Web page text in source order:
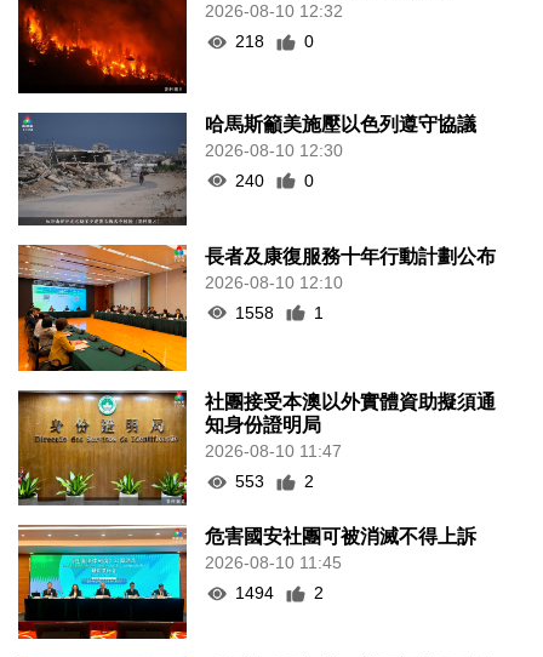
2026-08-10 12:32
218
0
哈馬斯籲美施壓以色列遵守協議
2026-08-10 12:30
240
0
長者及康復服務十年行動計劃公布
2026-08-10 12:10
1558
1
社團接受本澳以外實體資助擬須通
知身份證明局
2026-08-10 11:47
553
2
危害國安社團可被消滅不得上訴
2026-08-10 11:45
1494
2